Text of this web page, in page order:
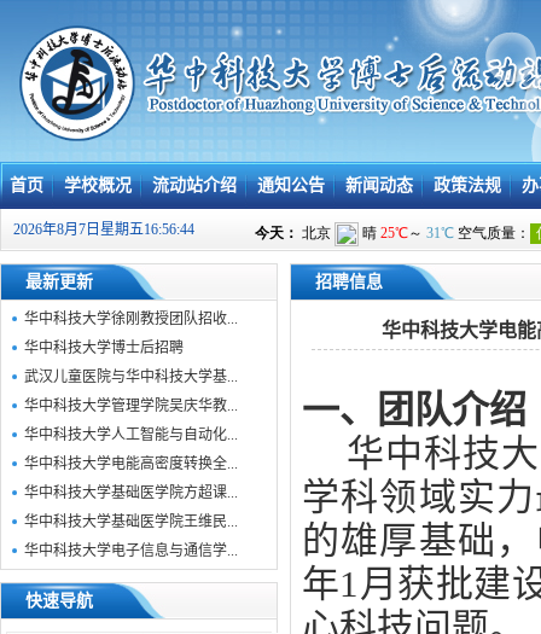
首页 学校概况 流动站介绍 通知公告 新闻动态 政策法规
2026年8月7日星期五16:56:45
最新更新
华中科技大学徐刚教授团队招收...
华中科技大学博士后招聘
武汉儿童医院与华中科技大学基...
华中科技大学管理学院吴庆华教...
华中科技大学人工智能与自动化...
华中科技大学电能高密度转换全...
华中科技大学基础医学院方超课...
华中科技大学基础医学院王维民...
华中科技大学电子信息与通信学...
快速导航
招聘信息
华中科技大学电
一、团队介绍
华中科技
学科领域实
的雄厚基础，
年1月获批建